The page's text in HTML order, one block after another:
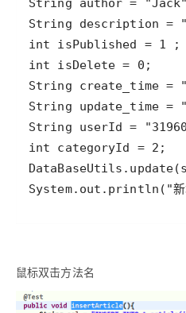
System.out.println("新
鼠标双击方法名